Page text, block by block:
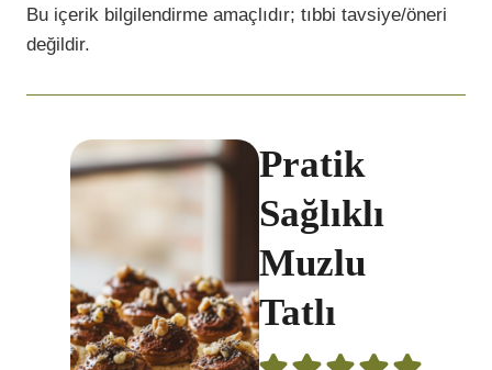
Bu içerik bilgilendirme amaçlıdır; tıbbi tavsiye/öneri
değildir.
Pratik
Sağlıklı
Muzlu
Tatlı